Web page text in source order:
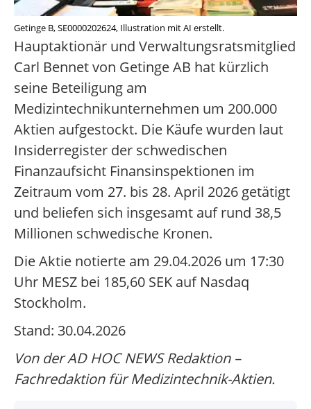
Getinge B, SE0000202624, Illustration mit AI erstellt.
Hauptaktionär und Verwaltungsratsmitglied
Carl Bennet von Getinge AB hat kürzlich
seine Beteiligung am
Medizintechnikunternehmen um 200.000
Aktien aufgestockt. Die Käufe wurden laut
Insiderregister der schwedischen
Finanzaufsicht Finansinspektionen im
Zeitraum vom 27. bis 28. April 2026 getätigt
und beliefen sich insgesamt auf rund 38,5
Millionen schwedische Kronen.
Die Aktie notierte am 29.04.2026 um 17:30
Uhr MESZ bei 185,60 SEK auf Nasdaq
Stockholm.
Stand: 30.04.2026
Von der AD HOC NEWS Redaktion –
Fachredaktion für Medizintechnik-Aktien.